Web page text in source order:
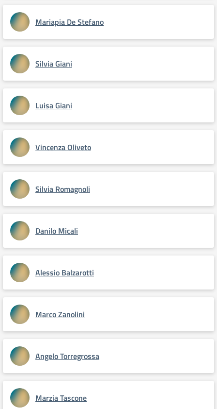
Mariapia De Stefano
Silvia Giani
Luisa Giani
Vincenza Oliveto
Silvia Romagnoli
Danilo Micali
Alessio Balzarotti
Marco Zanolini
Angelo Torregrossa
Marzia Tascone